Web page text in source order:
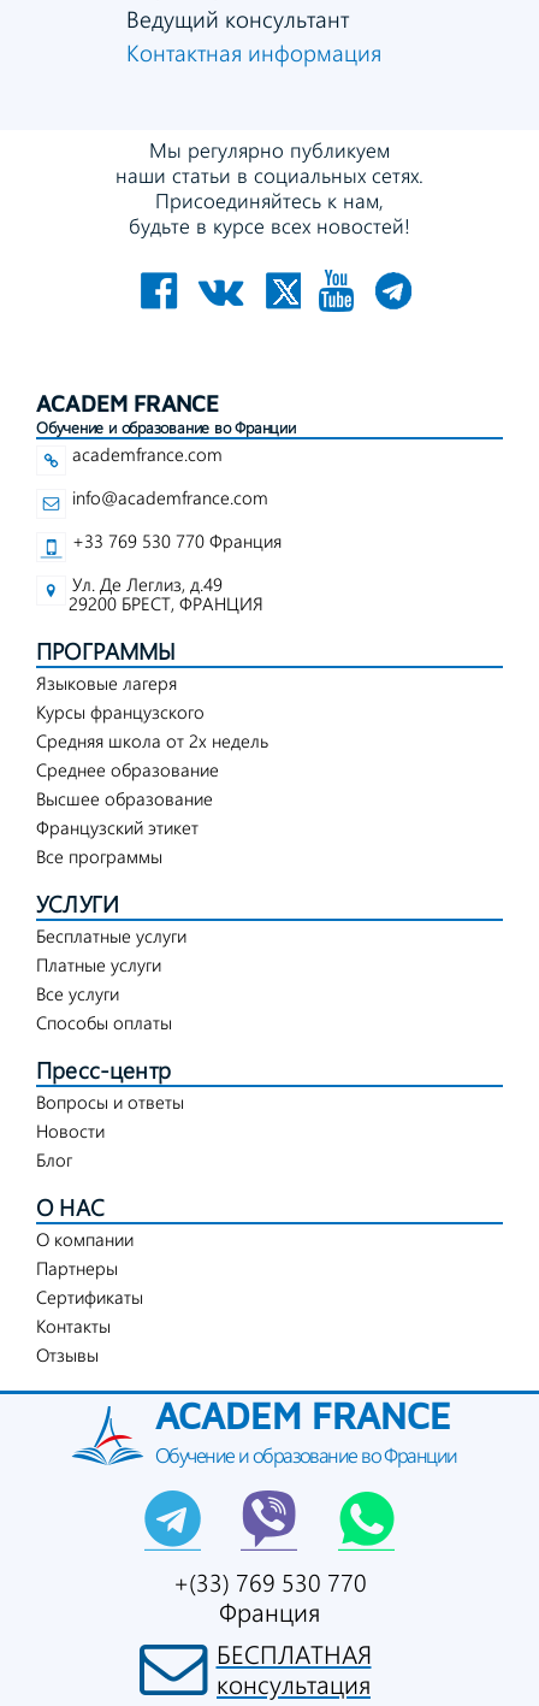
Ведущий консультант
Контактная информация
Мы регулярно публикуем
наши статьи в социальных сетях.
Присоединяйтесь к нам,
будьте в курсе всех новостей!
ACADEM FRANCE
Обучение и образование во Франции
academfrance.com
info@academfrance.com
+33 769 530 770 Франция
Ул. Де Леглиз, д.49
29200 БРЕСТ, ФРАНЦИЯ
ПРОГРАММЫ
Языковые лагеря
Курсы французского
Средняя школа от 2х недель
Среднее образование
Высшее образование
Французский этикет
Все программы
УСЛУГИ
Бесплатные услуги
Платные услуги
Все услуги
Способы оплаты
Пресс-центр
Вопросы и ответы
Новости
Блог
О НАС
О компании
Партнеры
Сертификаты
Контакты
Отзывы
ACADEM FRANCE
Обучение и образование во Франции
+(33) 769 530 770
Франция
БЕСПЛАТНАЯ
консультация